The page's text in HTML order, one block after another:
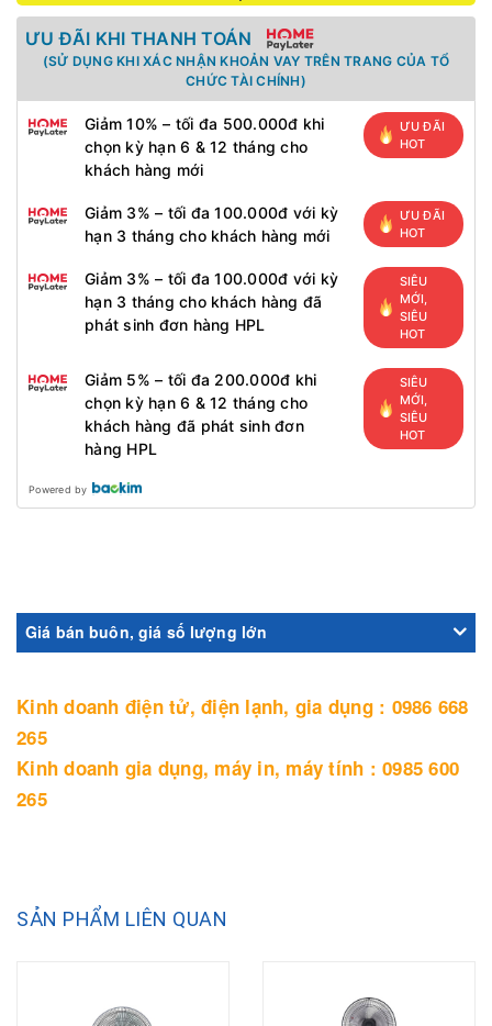
ƯU ĐÃI KHI THANH TOÁN
(SỬ DỤNG KHI XÁC NHẬN KHOẢN VAY TRÊN TRANG CỦA TỔ
CHỨC TÀI CHÍNH)
Giảm 10% – tối đa 500.000đ khi
chọn kỳ hạn 6 & 12 tháng cho
khách hàng mới
ƯU ĐÃI
HOT
Giảm 3% – tối đa 100.000đ với kỳ
hạn 3 tháng cho khách hàng mới
ƯU ĐÃI
HOT
Giảm 3% – tối đa 100.000đ với kỳ
hạn 3 tháng cho khách hàng đã
phát sinh đơn hàng HPL
SIÊU
MỚI,
SIÊU
HOT
Giảm 5% – tối đa 200.000đ khi
chọn kỳ hạn 6 & 12 tháng cho
khách hàng đã phát sinh đơn
hàng HPL
SIÊU
MỚI,
SIÊU
HOT
Powered by
Giá bán buôn, giá số lượng lớn
Kinh doanh điện tử, điện lạnh, gia dụng : 0986 668
265
Kinh doanh gia dụng, máy in, máy tính : 0985 600
265
SẢN PHẨM LIÊN QUAN